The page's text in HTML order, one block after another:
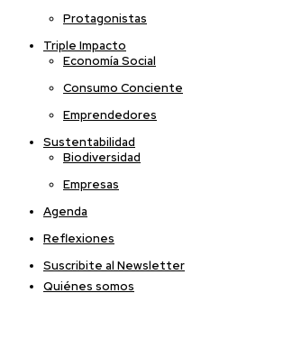
Protagonistas
Triple Impacto
Economía Social
Consumo Conciente
Emprendedores
Sustentabilidad
Biodiversidad
Empresas
Agenda
Reflexiones
Suscribite al Newsletter
Quiénes somos